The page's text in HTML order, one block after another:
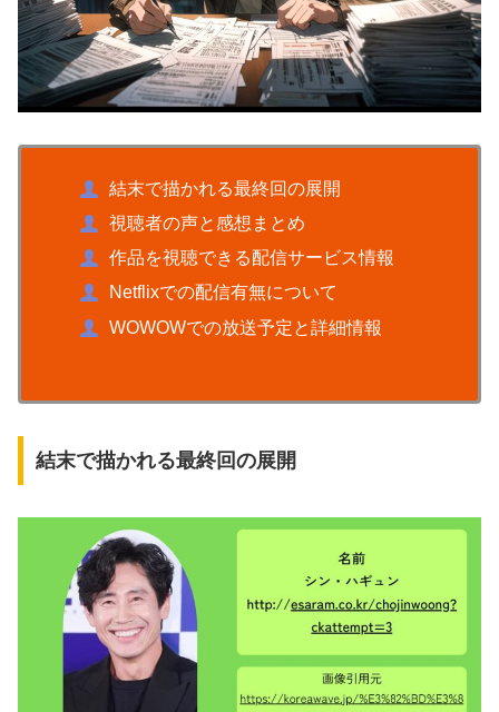
結末で描かれる最終回の展開
視聴者の声と感想まとめ
作品を視聴できる配信サービス情報
Netflixでの配信有無について
WOWOWでの放送予定と詳細情報
結末で描かれる最終回の展開